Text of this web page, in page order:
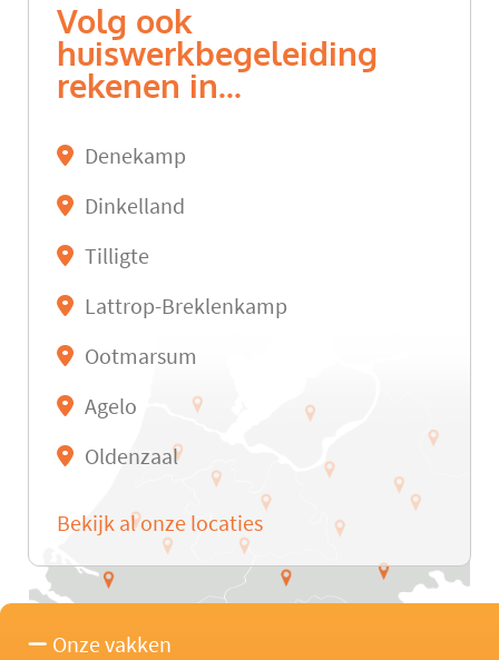
Volg ook
huiswerkbegeleiding
rekenen in...
Denekamp
Dinkelland
Tilligte
Lattrop-Breklenkamp
Ootmarsum
Agelo
Oldenzaal
Bekijk al onze locaties
Onze vakken